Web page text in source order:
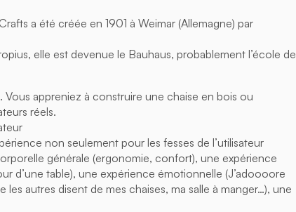
a été créée en 1901 à Weimar (Allemagne) par
elle est devenue le Bauhaus, probablement l’école de
appreniez à construire une chaise en bois ou
réels.
non seulement pour les fesses de l’utilisateur
générale (ergonomie, confort), une expérience
d’une table), une expérience émotionnelle (J’adoooore
autres disent de mes chaises, ma salle à manger…), une